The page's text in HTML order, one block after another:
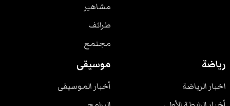
مشاهير
طرائف
مجتمع
رياضة
اخبار الرياضة
موسيقى
أخبار الموسيقى